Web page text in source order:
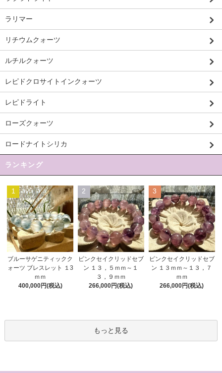
ラリマー
リチウムクォーツ
ルチルクォーツ
レピドクロサイトインクォーツ
レピドライト
ローズクォーツ
ロードナイトシリカ
ランキング
1
ブルーサゲニティックク
ォーツ ブレスレット １3
ｍｍ
400,000円(税込)
2
ピンクセイクリッドセブ
ン １３，５ｍｍ～１
３，９ｍｍ
266,000円(税込)
3
ピンクセイクリッドセブ
ン １３ｍｍ～１３，７
ｍｍ
266,000円(税込)
もっと見る